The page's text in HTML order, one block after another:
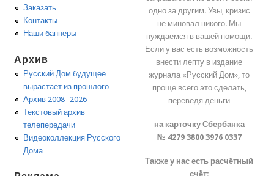
Заказать
Контакты
Наши баннеры
Архив
Русский Дом будущее
вырастает из прошлого
Архив 2008 -2026
Текстовый архив
телепередачи
Видеоколлекция Русского
Дома
одно за другим. Увы, кризис
не миновал никого. Мы
нуждаемся в вашей помощи.
Если у вас есть возможность
внести лепту в издание
журнала «Русский Дом», то
проще всего это сделать,
переведя деньги
на карточку Сбербанка
№ 4279 3800 3976 0337
Также у нас есть расчётный
счёт: